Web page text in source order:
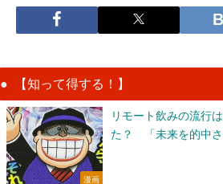
【知って得する！】
漫画
リモート飲みの流行
た？ 「未来を的中